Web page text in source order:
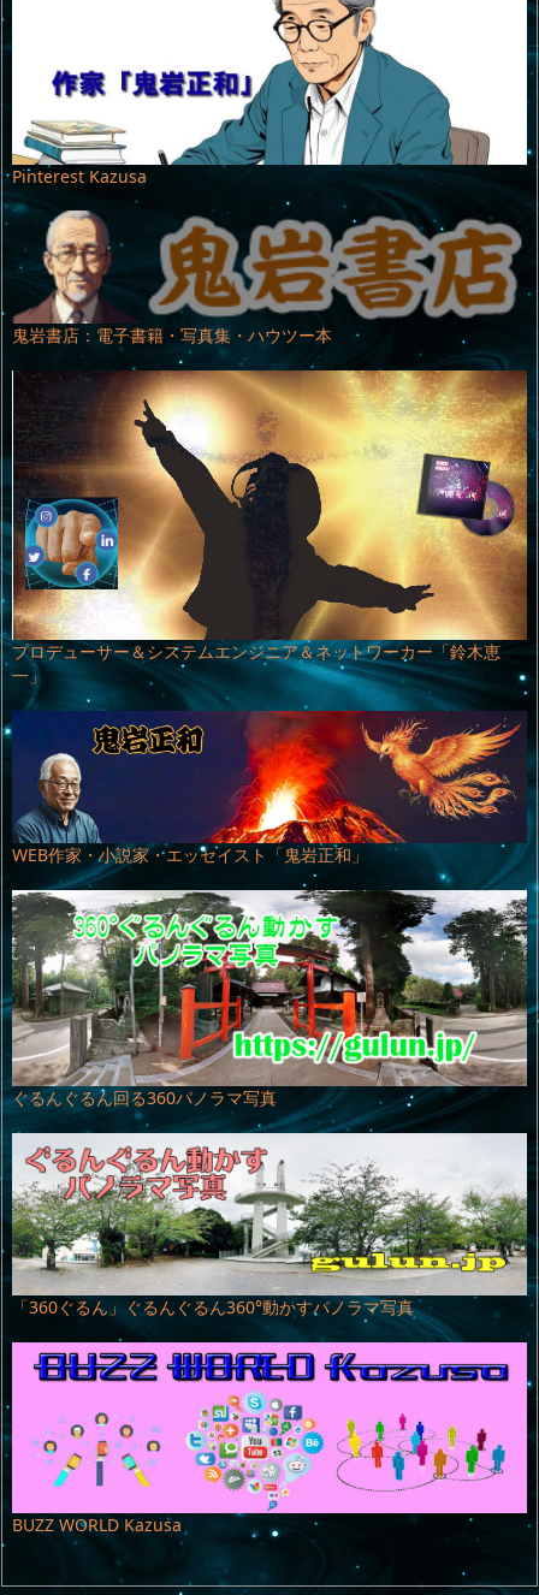
Pinterest Kazusa
鬼岩書店：電子書籍・写真集・ハウツー本
プロデューサー＆システムエンジニア＆ネットワーカー「鈴木恵
一」
WEB作家・小説家・エッセイスト「鬼岩正和」
ぐるんぐるん回る360パノラマ写真
「360ぐるん」ぐるんぐるん360°動かすパノラマ写真
BUZZ WORLD Kazusa